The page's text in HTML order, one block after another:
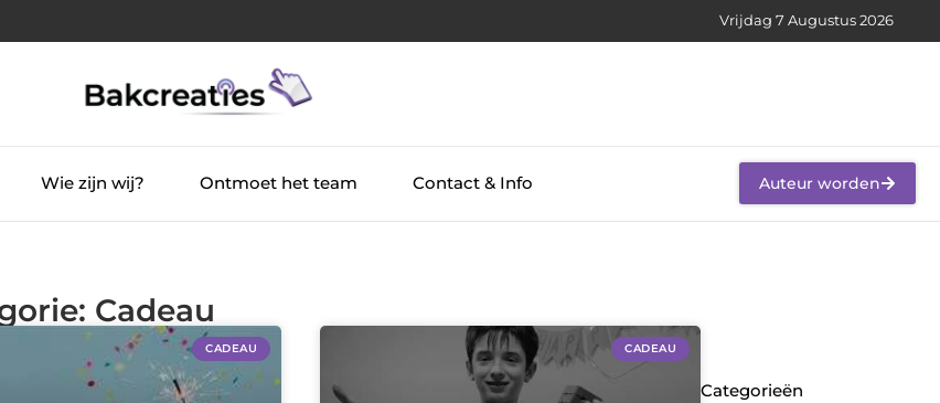
Vrijdag 7 Augustus 2026
Wie zijn wij? Ontmoet het team Contact & Info Auteur worden
Cadeau
CADEAU CADEAU
Categorieën